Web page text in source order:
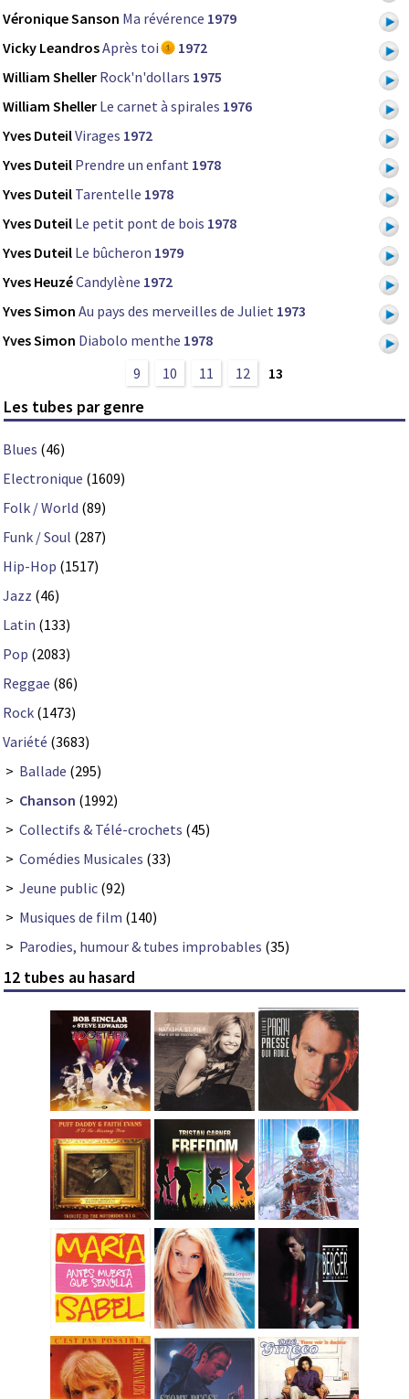
Véronique Sanson Ma révérence 1979
Vicky LeandrosAprès toi
1972
William Sheller Rock'n'dollars 1975
William Sheller Le carnet à spirales 1976
Yves DuteilVirages 1972
Yves Duteil Prendre un enfant 1978
Yves Duteil Tarentelle 1978
Yves Duteil Le petit pont de bois 1978
Yves Duteil Le bûcheron 1979
Yves HeuzéCandylène 1972
Yves Simon Au pays des merveilles de Juliet 1973
Yves Simon Diabolo menthe 1978
9
10 11 12 13
Les tubes par genre
Blues (46)
Electronique (1609)
Folk / World (89)
Funk / Soul (287)
Hip-Hop (1517)
Jazz (46)
Latin (133)
Pop (2083)
Reggae (86)
Rock (1473)
Variété (3683)
> Ballade (295)
> Chanson (1992)
> Collectifs & Télé-crochets (45)
> Comédies Musicales (33)
> Jeune public (92)
> Musiques de film (140)
> Parodies, humour & tubes improbables (35)
12 tubes au hasard